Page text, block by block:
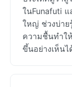
ในFunafuti
ใหญ่ ช่วงบ่าย
ความชื้นทำใ
ขึ้นอย่างเห็น